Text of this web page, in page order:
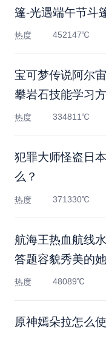
篷-光遇端午节斗
方
热度 452147℃
宝可梦传说阿尔
攀岩石技能学习方
热度 334811℃
犯罪大师怪盗日
么？
热度 371330℃
航海王热血航线
答题容貌秀美的
案是什
热度 48089℃
原神嫣朵拉怎么